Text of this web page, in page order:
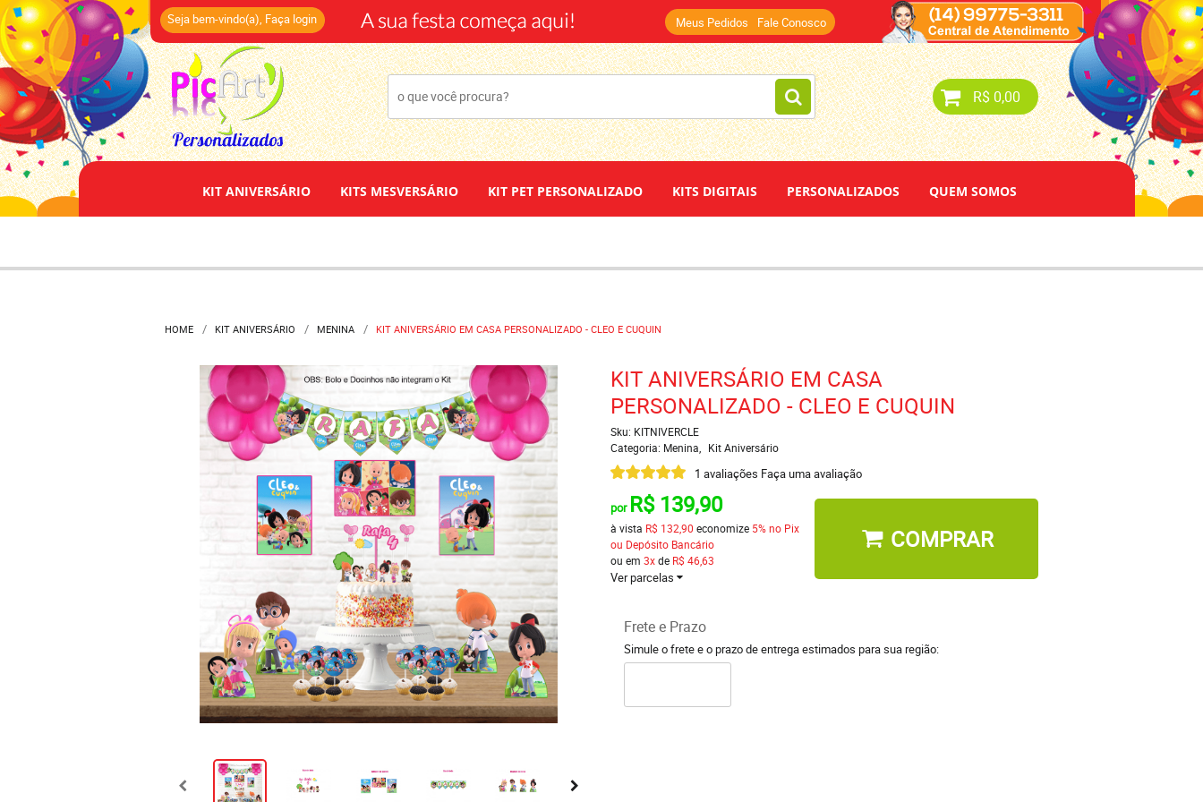
(14)
Seja bem-vindo(a), Faça login Meus Pedidos Fale Conosco
R$ 0,00
KIT ANIVERSÁRIO KITS MESVERSÁRIO KIT PET PERSONALIZADO KITS DIGITAIS PERSONALIZADOS QUEM SOMOS
HOME KIT ANIVERSÁRIO MENINA KIT ANIVERSÁRIO EM CASA PERSONALIZADO - CLEO E CUQUIN
KIT ANIVERSÁRIO EM CASA
PERSONALIZADO - CLEO E CUQUIN
Sku: KITNIVERCLE
Categoria: Menina Kit Aniversário
1 avaliações Faça uma avaliação
por R$ 139,90
à vista R$ 132,90 economize 5% no Pix
ou Depósito Bancário
ou em 3xde R$ 46,63
Ver parcelas
COMPRAR
Frete e Prazo
Simule o frete e o prazo de entrega estimados para sua região: